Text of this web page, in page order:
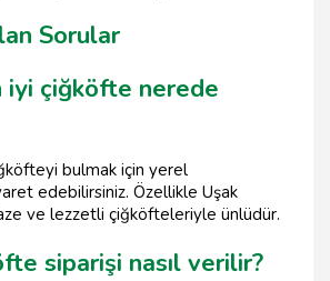
Sorular
iyi çiğköfte nerede
bulmak için yerel
edebilirsiniz. Özellikle Uşak
ve lezzetli çiğköfteleriyle ünlüdür.
siparişi nasıl verilir?